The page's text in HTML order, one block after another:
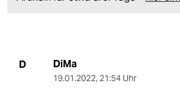
D DiMa
19.01.2022, 21:54 Uhr